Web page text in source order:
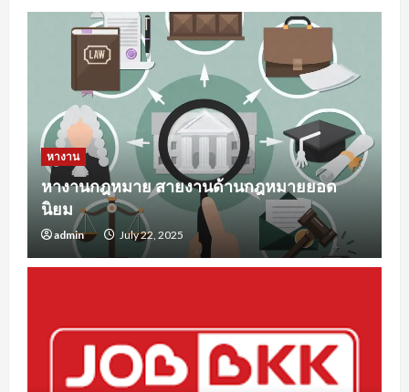
หางาน
หางานกฎหมาย สายงานด้านกฎหมายยอด
นิยม
admin July 22, 2025